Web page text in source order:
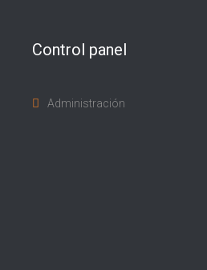
Control panel
Administración